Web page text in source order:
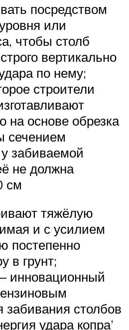
посредством
или
чтобы столб
вертикально
по нему;
строители
на основе обрезка
сечением
забиваемой
не должна
см
тяжёлую
и с усилием
постепенно
в грунт;
инновационный
забивания столбов
удара копра’